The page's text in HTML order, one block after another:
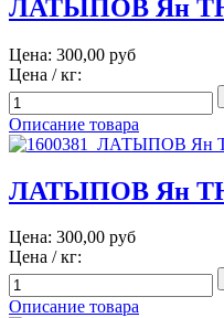
ЛАТЫПОВ Ян
Цена: 300,00 руб
Цена / кг:
Описание товара
ЛАТЫПОВ Ян
Цена: 300,00 руб
Цена / кг:
Описание товара